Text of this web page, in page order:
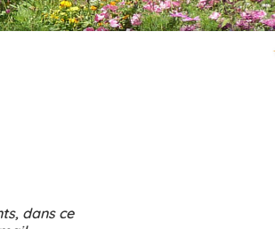
dans ce